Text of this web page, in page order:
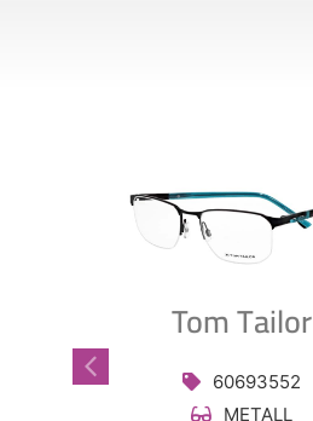
Tom Tailor
60693552
METALL